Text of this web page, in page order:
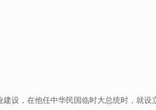
设，在他任中华民国临时大总统时，就